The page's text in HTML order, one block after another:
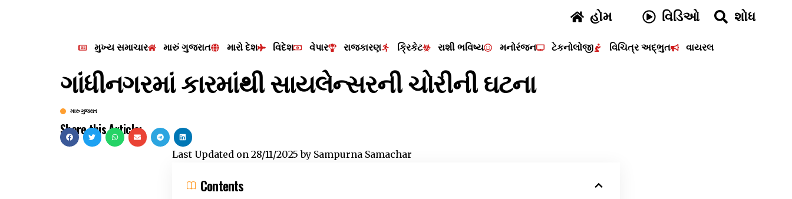
હોમ વિડિઓ શોધ
મુખ્ય સમાચાર મારું ગુજરાત મારો દેશ વિદેશ વેપાર રાજકારણ ક્રિકેટ રાશી ભવિષ્ય મનોરંજન ટેકનોલોજી વિચિત્ર અદ્ભુત વાયરલ
ગાંધીનગરમાં કારમાંથી સાયલેન્સરની ચોરીની ઘટના
મારુ ગુજરાત
Share this Article:
Last Updated on 28/11/2025 by Sampurna Samachar
Contents